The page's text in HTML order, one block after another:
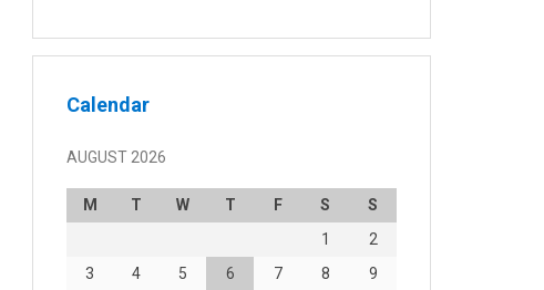
Calendar
AUGUST 2026
M T W T F S
S
1
2
3
4 5 6 7 8
9